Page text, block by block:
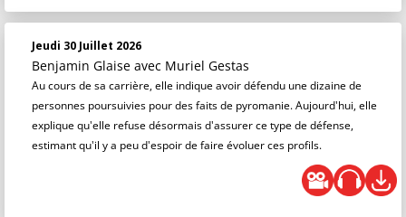
Jeudi 30 Juillet 2026
Benjamin Glaise avec Muriel Gestas
Au cours de sa carrière, elle indique avoir défendu une dizaine de
personnes poursuivies pour des faits de pyromanie. Aujourd'hui, elle
explique qu'elle refuse désormais d'assurer ce type de défense,
estimant qu'il y a peu d'espoir de faire évoluer ces profils.